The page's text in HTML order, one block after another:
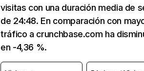
visitas con una duración media de
de 24:48. En comparación con
tráfico a crunchbase.com ha
en -4,36 %.